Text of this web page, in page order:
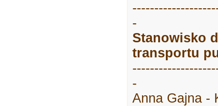
-
Stanowisko
transportu
-
Anna Gajna -